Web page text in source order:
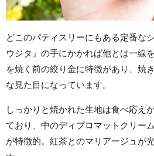
どこのパティスリーにもある定番な
ウジタ』の手にかかれば他とは一線
を焼く前の絞り金に特徴があり、焼
な見た目になっています。
しっかりと焼かれた生地は食べ応え
ており、中のディプロマットクリー
が特徴的。紅茶とのマリアージュが